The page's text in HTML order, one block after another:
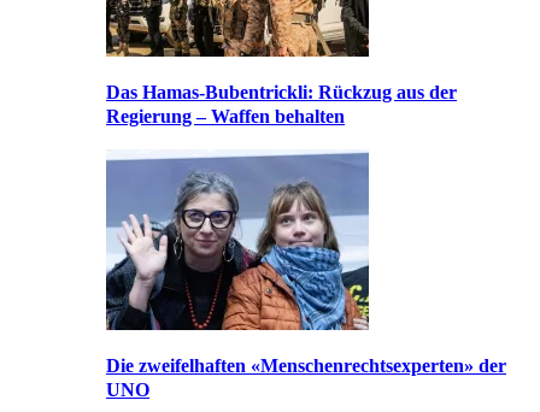
Das Hamas-Bubentrickli: Rückzug aus der
Regierung – Waffen behalten
Die zweifelhaften «Menschenrechtsexperten» der
UNO